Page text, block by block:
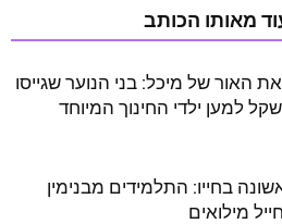
מאותו הכותב
האור של מיכל: בני הנוער שגייסו
בחייו: התלמידים מבנימין
מילואים